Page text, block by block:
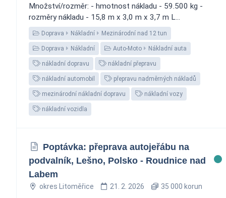
Množství/rozměr: - hmotnost nákladu - 59.500 kg -
rozměry nákladu - 15,8 m x 3,0 m x 3,7 m L...
Doprava Nákladní Mezinárodní nad 12 tun
Doprava Nákladní Auto-Moto Nákladní auta
nákladní dopravu nákladní přepravu
nákladní automobil přepravu nadměrných nákladů
mezinárodní nákladní dopravu nákladní vozy
nákladní vozidla
Poptávka: přeprava autojeřábu na
podvalník, Lešno, Polsko - Roudnice nad
Labem
okres Litoměřice 21. 2. 2026 35 000 korun